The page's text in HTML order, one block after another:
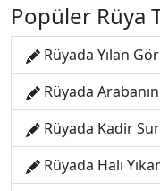
Popüler Rüya
Rüyada Yılan
Rüyada
Rüyada Kadir
Rüyada Halı